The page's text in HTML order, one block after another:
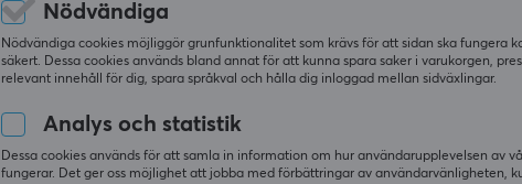
Andra tittade även på
Nödvändiga
Nödvändiga cookies möjliggör grunfunktionalitet som krävs för att sidan ska fungera
säkert. Dessa cookies används bland annat för att kunna spara saker i varukorgen,
relevant innehåll för dig, spara språkval och hålla dig inloggad mellan sidväxlingar.
Analys och statistik
Dessa cookies används för att samla in information om hur användarupplevelsen av
fungerar. Det ger oss möjlighet att jobba med förbättringar av användarvänligheten,